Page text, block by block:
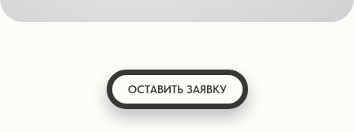
ОСТАВИТЬ ЗАЯВКУ